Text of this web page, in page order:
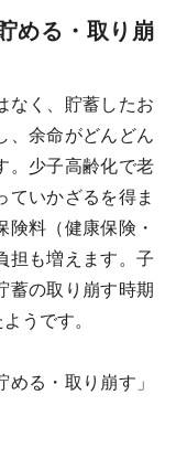
める・取り崩
なく、貯蓄したお
、余命がどんどん
。少子高齢化で老
ていかざるを得ま
料（健康保険・
担も増えます。子
蓄の取り崩す時期
うです。
る・取り崩す」